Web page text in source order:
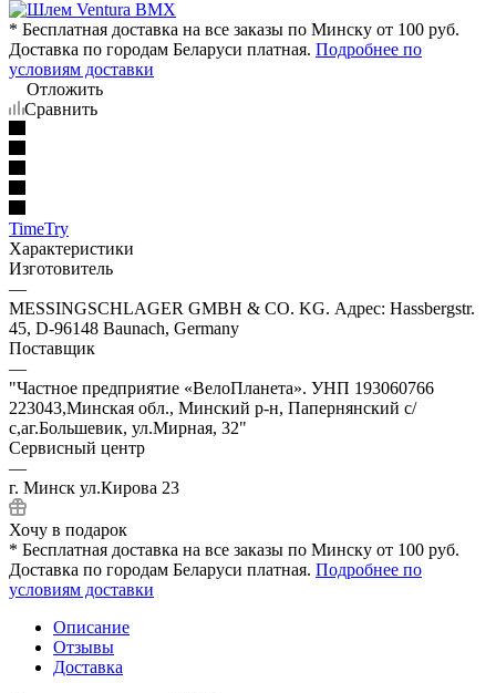
* Бесплатная доставка на все заказы по Минску от 100 руб.
Доставка по городам Беларуси платная. Подробнее по
условиям доставки
Отложить
Сравнить
TimeTry
Характеристики
Изготовитель
—
MESSINGSCHLAGER GMBH & CO. KG. Адрес: Hassbergstr.
45, D-96148 Baunach, Germany
Поставщик
—
"Частное предприятие «ВелоПланета». УНП 193060766
223043,Минская обл., Минский р-н, Папернянский с/
с,аг.Большевик, ул.Мирная, 32"
Сервисный центр
—
г. Минск ул.Кирова 23
Хочу в подарок
* Бесплатная доставка на все заказы по Минску от 100 руб.
Доставка по городам Беларуси платная. Подробнее по
условиям доставки
Описание
Отзывы
Доставка